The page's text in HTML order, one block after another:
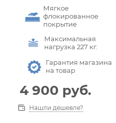
Мягкое
флокированное
покрытие
Максимальная
нагрузка 227 кг.
Гарантия магазина
на товар
4 900 руб.
Нашли дешевле?